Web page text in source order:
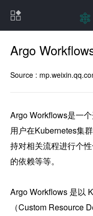
Argo
Source :
Argo Workflows是一
用户在Kubernetes集
持对相关流程进行个
的依赖等等。
Argo Workflows 是以
（Custom Resource